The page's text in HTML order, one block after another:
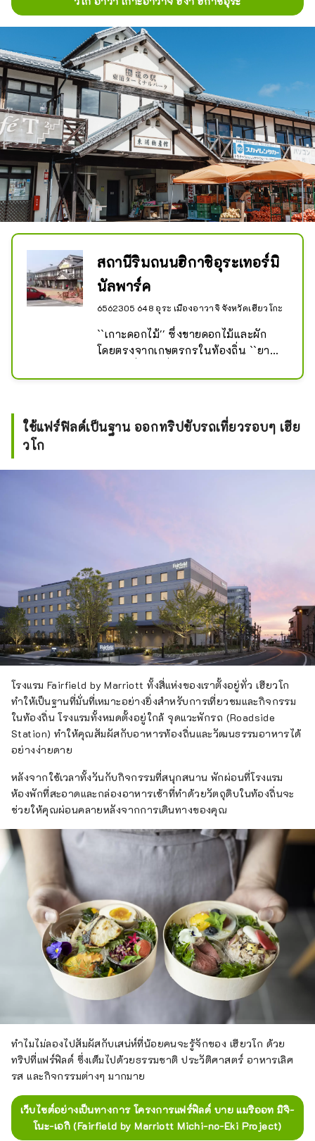
การว่ายน้ำที่สุดในญี่ปุ่น ทำให้ที่นี่เป็น
สถานที่ที่เหมาะสำหรับการว่ายน้ำในฤดู
ร้อน สถานีริมทาง "Higashiura
Terminal Park" ยังมีศูนย์สัมผัส
ประสบการณ์เครื่องปั้นดินเผาและ
พิพิธภัณฑ์ศิลปะที่จัดแสดงเฉพาะภาพ
วาดหมึกของแมวเท่านั้น ดังนั้นคุณจึง
สามารถเพลิดเพลินกับการดื่มด่ำกับงาน
ศิลปะได้ หากเดินต่อไปอีกหน่อยก็จะพบ
กับ Awaji Hanasajiki ทุ่งดอกไม้กว้าง
ใหญ่ที่มีช่องแคบอาคาชิและอ่าวโอซาก้า
เป็นฉากหลัง ซึ่งคุณสามารถเพลิดเพลิน
กับทิวทัศน์ดอกไม้อันงดงามที่วาดขึ้น
ตามฤดูกาลที่เปลี่ยนไป เพลิดเพลินกับ
ทริปสัมผัสเสน่ห์ของเกาะอาวาจิ โดยใช้
โรงแรมของเราในเมืองฮิงาชิอุระ เกาะ
อาวาจิ เป็นฐานที่พัก เราจะบริการท่าน
ด้วยใจจริง.
สถานีริมถนนฮิกาชิอุระเทอร์มิ
นัลพาร์ค
6562305 648 อุระ เมืองอาวาจิ จังหวัดเฮียวโกะ
``เกาะดอกไม้'' ซึ่งขายดอกไม้และผัก
โดยตรงจากเกษตรกรในท้องถิ่น ``ยามา
ยักษ์ย่าง และ ``ยูเมะ โนะ ฮามะ'' ซึ่งคุณ
ท้องถิ่น ธูปและของเล่น มีร้านค้า
ใช้แฟร์ฟิลด์เป็นฐาน ออกทริปขับรถเที่ยวรอบๆ เฮีย
วโก
โรงแรม Fairfield by Marriott ทั้งสี่แห่งของเราตั้งอยู่ทั่ว เฮียวโก
ทำให้เป็นฐานที่มั่นที่เหมาะอย่างยิ่งสำหรับการเที่ยวชมและกิจกรรม
ในท้องถิ่น โรงแรมทั้งหมดตั้งอยู่ใกล้ จุดแวะพักรถ (Roadside
Station) ทำให้คุณสัมผัสกับอาหารท้องถิ่นและวัฒนธรรมอาหารได้
อย่างง่ายดาย
หลังจากใช้เวลาทั้งวันกับกิจกรรมที่สนุกสนาน พักผ่อนที่โรงแรม
ห้องพักที่สะอาดและกล่องอาหารเช้าที่ทำด้วยวัตถุดิบในท้องถิ่นจะ
ช่วยให้คุณผ่อนคลายหลังจากการเดินทางของคุณ
ทำไมไม่ลองไปสัมผัสกับเสน่ห์ที่น้อยคนจะรู้จักของ เฮียวโก ด้วย
ทริปที่แฟร์ฟิลด์ ซึ่งเต็มไปด้วยธรรมชาติ ประวัติศาสตร์ อาหารเลิศ
รส และกิจกรรมต่างๆ มากมาย
เว็บไซต์อย่างเป็นทางการ โครงการแฟร์ฟิลด์ บาย แมริออท มิจิ-
โนะ-เอกิ (Fairfield by Marriott Michi-no-Eki Project)